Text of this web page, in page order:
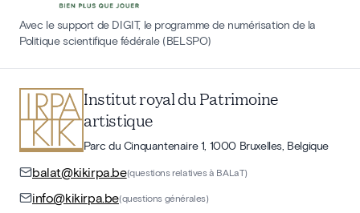
Avec le support de DIGIT, le programme de numérisation de la
Politique scientifique fédérale (BELSPO)
Institut royal du Patrimoine
artistique
Parc du Cinquantenaire 1, 1000 Bruxelles, Belgique
balat@kikirpa.be(questions relatives à BALaT)
info@kikirpa.be(questions générales)